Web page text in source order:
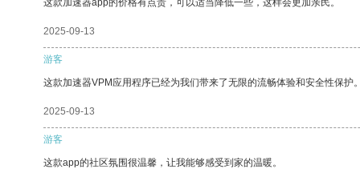
这款加速器app的价格有点贵，可以适当降低一些，这样会更加亲民。
2025-09-13
游客
这款加速器VPM应用程序已经为我们带来了无限的流畅体验和安全性保护
2025-09-13
游客
这款app的社区氛围很温馨，让我能够感受到家的温暖。